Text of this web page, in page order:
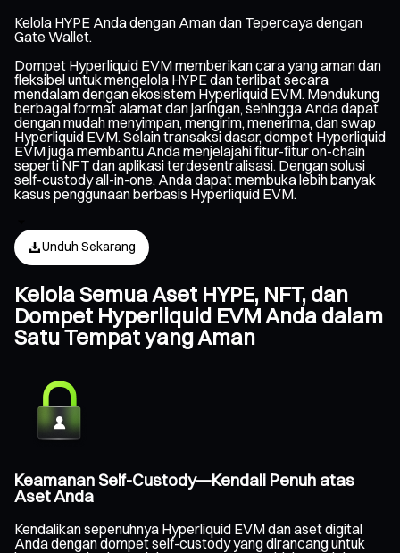
Kelola HYPE Anda dengan Aman dan Tepercaya dengan
Gate Wallet.
Dompet Hyperliquid EVM memberikan cara yang aman dan
fleksibel untuk mengelola HYPE dan terlibat secara
mendalam dengan ekosistem Hyperliquid EVM. Mendukung
berbagai format alamat dan jaringan, sehingga Anda dapat
dengan mudah menyimpan, mengirim, menerima, dan swap
Hyperliquid EVM. Selain transaksi dasar, dompet Hyperliquid
EVM juga membantu Anda menjelajahi fitur-fitur on-chain
seperti NFT dan aplikasi terdesentralisasi. Dengan solusi
self-custody all-in-one, Anda dapat membuka lebih banyak
kasus penggunaan berbasis Hyperliquid EVM.
Unduh Sekarang
Kelola Semua Aset HYPE, NFT, dan
Dompet Hyperliquid EVM Anda dalam
Satu Tempat yang Aman
Keamanan Self-Custody—Kendali Penuh atas
Aset Anda
Kendalikan sepenuhnya Hyperliquid EVM dan aset digital
Anda dengan dompet self-custody yang dirancang untuk